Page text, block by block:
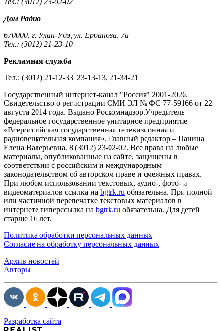
Дом Радио
670000, г. Улан-Удэ, ул. Ербанова, 7а
Тел.: (3012) 21-23-10
Рекламная служба
Тел.: (3012) 21-12-33, 23-13-13, 21-34-21
Государственный интернет-канал "Россия" 2001-2026.
Cвидетельство о регистрации СМИ ЭЛ № ФС 77-59166 от 22
августа 2014 года. Выдано Роскомнадзор.Учредитель –
федеральное государственное унитарное предприятие
«Всероссийская государственная телевизионная и
радиовещательная компания». Главный редактор – Панина
Елена Валерьевна. 8 (3012) 23-02-02. Все права на любые
материалы, опубликованные на сайте, защищены в
соответствии с российским и международным
законодательством об авторском праве и смежных правах.
При любом использовании текстовых, аудио-, фото- и
видеоматериалов ссылка на bgtrk.ru обязательна. При полной
или частичной перепечатке текстовых материалов в
интернете гиперссылка на bgtrk.ru обязательна. Для детей
старше 16 лет.
Политика обработки персональных данных
Согласие на обработку персональных данных
Архив новостей
Авторы
Разработка сайта